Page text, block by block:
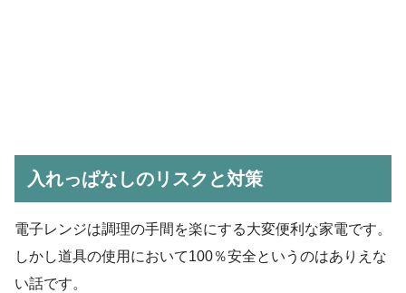
入れっぱなしのリスクと対策
電子レンジは調理の手間を楽にする大変便利な家電です。
しかし道具の使用において100％安全というのはありえな
い話です。